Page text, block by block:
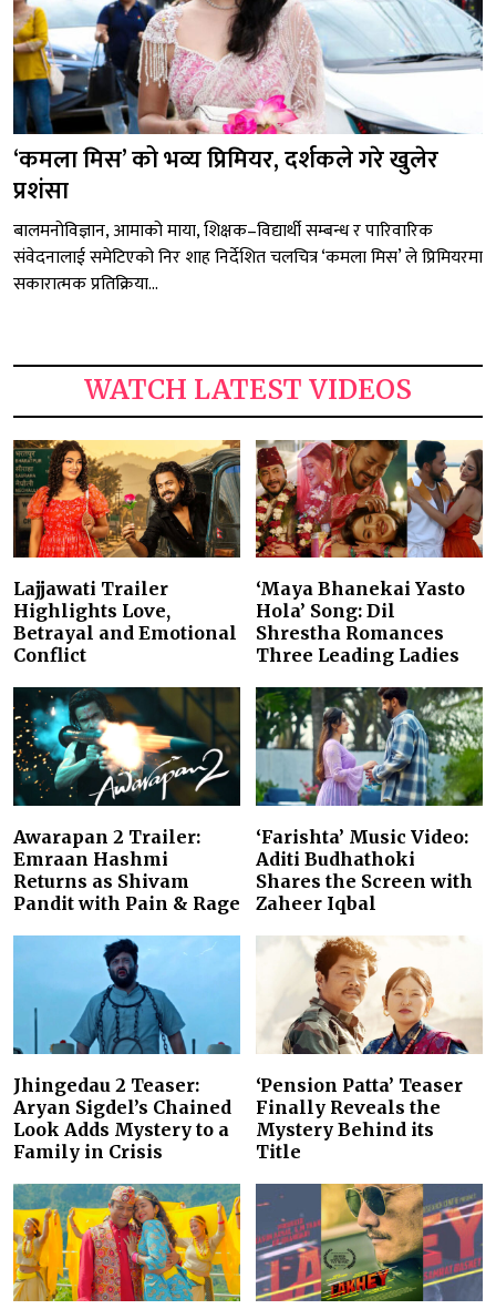
‘कमला मिस’ को भव्य प्रिमियर, दर्शकले गरे खुलेर
प्रशंसा
बालमनोविज्ञान, आमाको माया, शिक्षक–विद्यार्थी सम्बन्ध र पारिवारिक
संवेदनालाई समेटिएको निर शाह निर्देशित चलचित्र ‘कमला मिस’ ले प्रिमियरमा
सकारात्मक प्रतिक्रिया...
WATCH LATEST VIDEOS
Lajjawati Trailer
Highlights Love,
Betrayal and Emotional
Conflict
‘Maya Bhanekai Yasto
Hola’ Song: Dil
Shrestha Romances
Three Leading Ladies
Awarapan 2 Trailer:
Emraan Hashmi
Returns as Shivam
Pandit with Pain & Rage
‘Farishta’ Music Video:
Aditi Budhathoki
Shares the Screen with
Zaheer Iqbal
Jhingedau 2 Teaser:
Aryan Sigdel’s Chained
Look Adds Mystery to a
Family in Crisis
‘Pension Patta’ Teaser
Finally Reveals the
Mystery Behind its
Title